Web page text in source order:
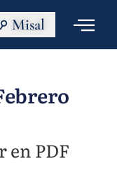
Misal
en PDF